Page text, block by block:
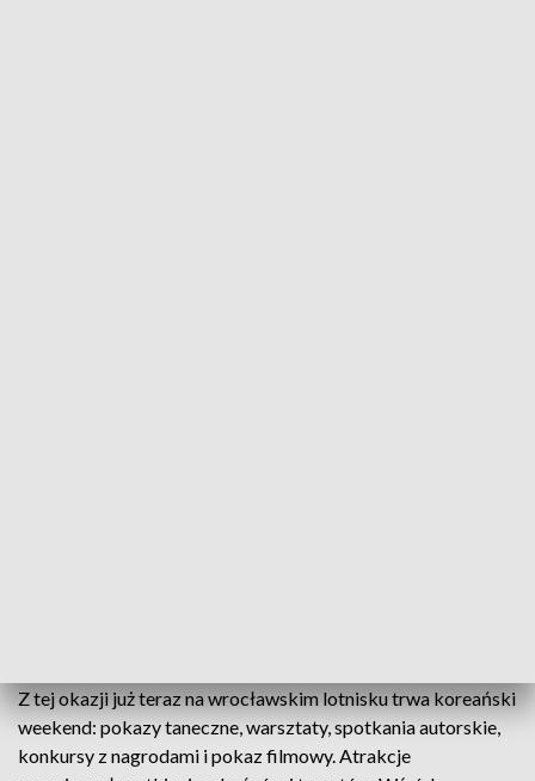
Z tej okazji już teraz na wrocławskim lotnisku trwa koreański
weekend: pokazy taneczne, warsztaty, spotkania autorskie,
konkursy z nagrodami i pokaz filmowy. Atrakcje